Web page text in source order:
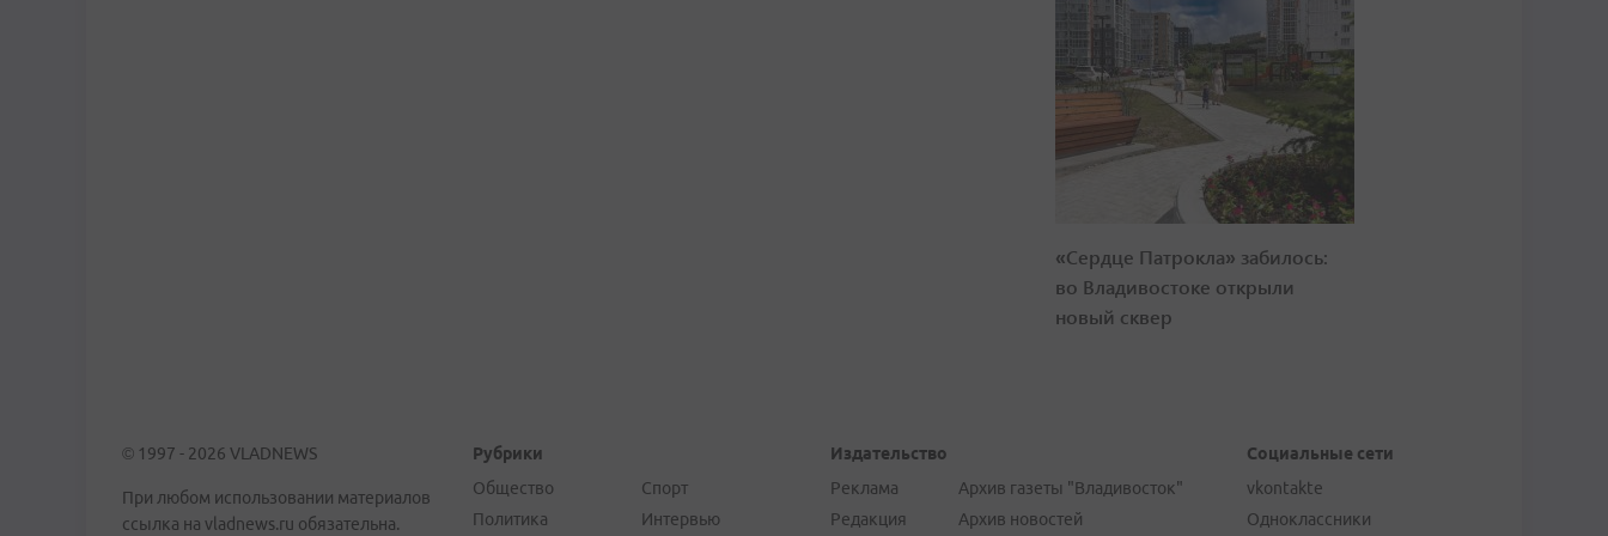
«Сердце Патрокла» забилось:
во Владивостоке открыли
новый сквер
© 1997 - 2026 VLADNEWS
При любом использовании материалов
ссылка на vladnews.ru обязательна.
Рубрики
Общество
Политика
Спорт
Интервью
Издательство
Реклама
Редакция
Архив газеты "Владивосток"
Архив новостей
Социальные сети
vkontakte
Одноклассники